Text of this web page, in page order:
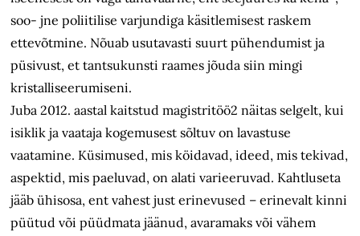
soo- jne poliitilise varjundiga käsitlemisest raskem
ettevõtmine. Nõuab usutavasti suurt pühendumist ja
püsivust, et tantsukunsti raames jõuda siin mingi
kristalliseerumiseni.
Juba 2012. aastal kaitstud magistritöö2 näitas selgelt, kui
isiklik ja vaataja kogemusest sõltuv on lavastuse
vaatamine. Küsimused, mis köidavad, ideed, mis tekivad,
aspektid, mis paeluvad, on alati varieeruvad. Kahtluseta
jääb ühisosa, ent vahest just erinevused – erinevalt kinni
püütud või püüdmata jäänud, avaramaks või vähem